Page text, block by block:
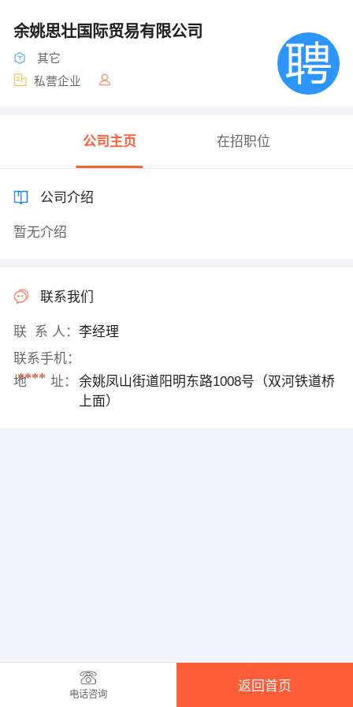
余姚思壮国际贸易有限公司
其它
私营企业
公司主页 在招职位
公司介绍
暂无介绍
联系我们
联 系 人： 李经理
联系手机：
****
地 址：
余姚凤山街道阳明东路1008号（双河铁道桥
上面）
电话咨询
返回首页